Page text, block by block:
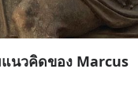
นวคิดของ Marcus